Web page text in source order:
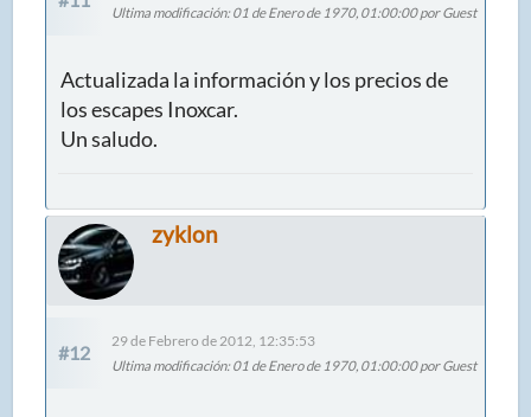
Ultima modificación: 01 de Enero de 1970, 01:00:00 por Guest
Actualizada la información y los precios de
los escapes Inoxcar.
Un saludo.
zyklon
#12
29 de Febrero de 2012, 12:35:53
Ultima modificación: 01 de Enero de 1970, 01:00:00 por Guest